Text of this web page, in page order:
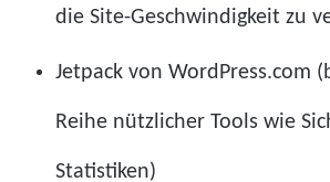
die Site-Geschwindigkeit zu
Jetpack von WordPress.com
Reihe nützlicher Tools wie
Statistiken)